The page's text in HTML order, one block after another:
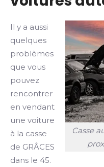
Casse
Il y a aussi
quelques
problèmes
que vous
pouvez
rencontrer
en vendant
une voiture
à la casse
de GRÂCES
dans le 45.